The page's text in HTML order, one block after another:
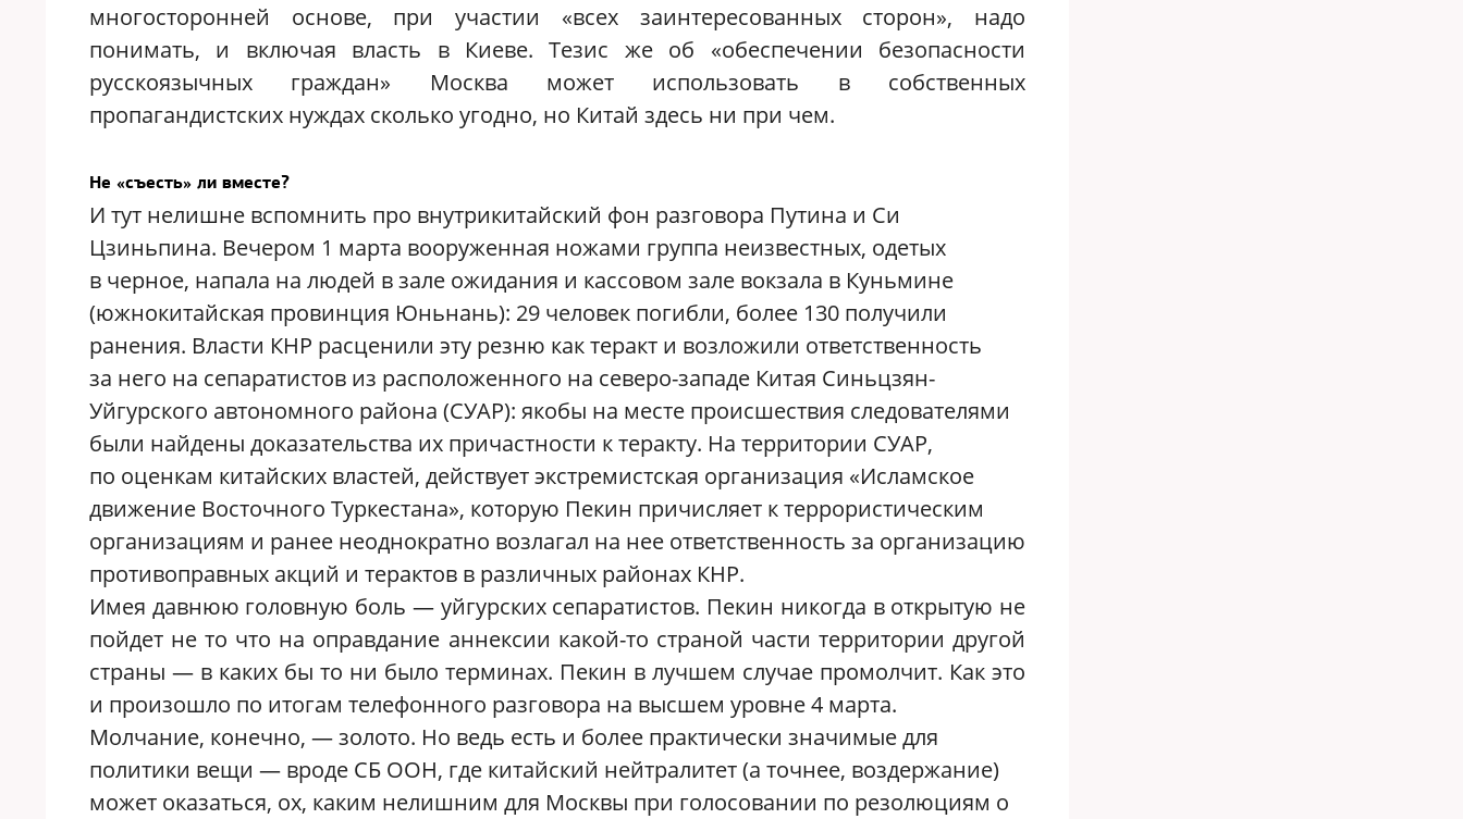
многосторонней основе, при участии «всех заинтересованных сторон», надо
понимать, и включая власть в Киеве. Тезис же об «обеспечении безопасности
русскоязычных граждан» Москва может использовать в собственных
пропагандистских нуждах сколько угодно, но Китай здесь ни при чем.
Не «съесть» ли вместе?
И тут нелишне вспомнить про внутрикитайский фон разговора Путина и Си
Цзиньпина. Вечером 1 марта вооруженная ножами группа неизвестных, одетых
в черное, напала на людей в зале ожидания и кассовом зале вокзала в Куньмине
(южнокитайская провинция Юньнань): 29 человек погибли, более 130 получили
ранения. Власти КНР расценили эту резню как теракт и возложили ответственность
за него на сепаратистов из расположенного на северо-западе Китая Синьцзян-
Уйгурского автономного района (СУАР): якобы на месте происшествия следователями
были найдены доказательства их причастности к теракту. На территории СУАР,
по оценкам китайских властей, действует экстремистская организация «Исламское
движение Восточного Туркестана», которую Пекин причисляет к террористическим
организациям и ранее неоднократно возлагал на нее ответственность за организацию
противоправных акций и терактов в различных районах КНР.
Имея давнюю головную боль — уйгурских сепаратистов. Пекин никогда в открытую не
пойдет не то что на оправдание аннексии какой-то страной части территории другой
страны — в каких бы то ни было терминах. Пекин в лучшем случае промолчит. Как это
и произошло по итогам телефонного разговора на высшем уровне 4 марта.
Молчание, конечно, — золото. Но ведь есть и более практически значимые для
политики вещи — вроде СБ ООН, где китайский нейтралитет (а точнее, воздержание)
может оказаться, ох, каким нелишним для Москвы при голосовании по резолюциям о